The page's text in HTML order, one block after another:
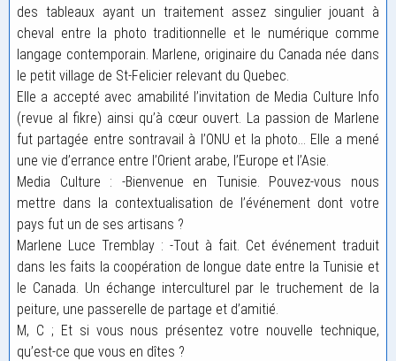
des tableaux ayant un traitement assez singulier jouant à
cheval entre la photo traditionnelle et le numérique comme
langage contemporain. Marlene, originaire du Canada née dans
le petit village de St-Felicier relevant du Quebec.
Elle a accepté avec amabilité l’invitation de Media Culture Info
(revue al fikre) ainsi qu’à cœur ouvert. La passion de Marlene
fut partagée entre sontravail à l’ONU et la photo… Elle a mené
une vie d’errance entre l’Orient arabe, l’Europe et l’Asie.
Media Culture : -Bienvenue en Tunisie. Pouvez-vous nous
mettre dans la contextualisation de l’événement dont votre
pays fut un de ses artisans ?
Marlene Luce Tremblay : -Tout à fait. Cet événement traduit
dans les faits la coopération de longue date entre la Tunisie et
le Canada. Un échange interculturel par le truchement de la
peiture, une passerelle de partage et d’amitié.
M, C ; Et si vous nous présentez votre nouvelle technique,
qu’est-ce que vous en dîtes ?